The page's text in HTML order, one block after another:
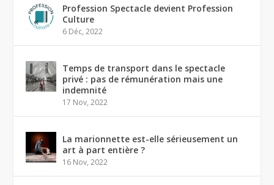
Profession Spectacle devient Profession
Culture
6 Déc, 2022
Temps de transport dans le spectacle
privé : pas de rémunération mais une
indemnité
17 Nov, 2022
La marionnette est-elle sérieusement un
art à part entière ?
16 Nov, 2022